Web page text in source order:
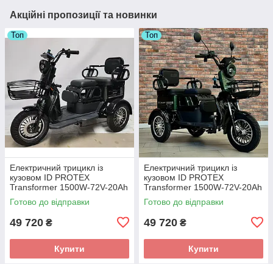
Акційні пропозиції та новинки
Топ
Електричний трицикл із
кузовом ID PROTEX
Transformer 1500W-72V-20Ah
LiFePO4 шини 10"/10"
Готово до відправки
49 720 ₴
Купити
Топ
Електричний трицикл із
кузовом ID PROTEX
Transformer 1500W-72V-20Ah
LiFePO4 шини 10"/10"
Готово до відправки
49 720 ₴
Купити